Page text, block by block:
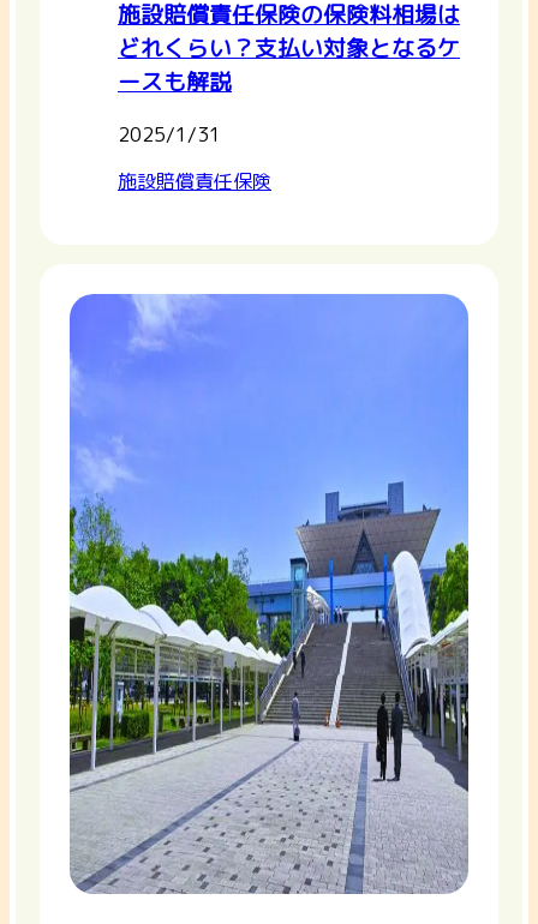
施設賠償責任保険の保険料相場は
どれくらい？支払い対象となるケ
ースも解説
2025/1/31
施設賠償責任保険